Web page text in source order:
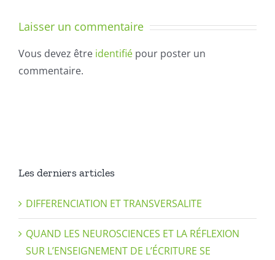
LETTRES
–
LEÇON
Laisser un commentaire
Vous devez être identifié pour poster un
commentaire.
Les derniers articles
DIFFERENCIATION ET TRANSVERSALITE
QUAND LES NEUROSCIENCES ET LA RÉFLEXION
SUR L’ENSEIGNEMENT DE L’ÉCRITURE SE